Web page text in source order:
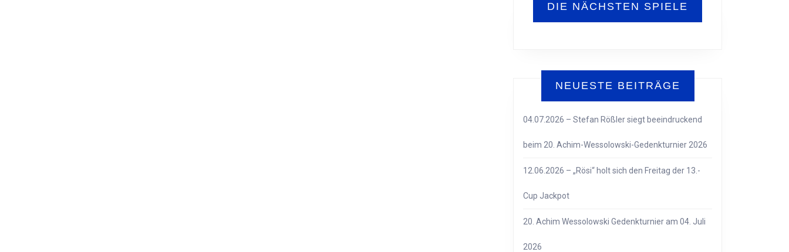
DIE NÄCHSTEN SPIELE
NEUESTE BEITRÄGE
04.07.2026 – Stefan Rößler siegt beeindruckend
beim 20. Achim-Wessolowski-Gedenkturnier 2026
12.06.2026 – „Rösi“ holt sich den Freitag der 13.-
Cup Jackpot
20. Achim Wessolowski Gedenkturnier am 04. Juli
2026